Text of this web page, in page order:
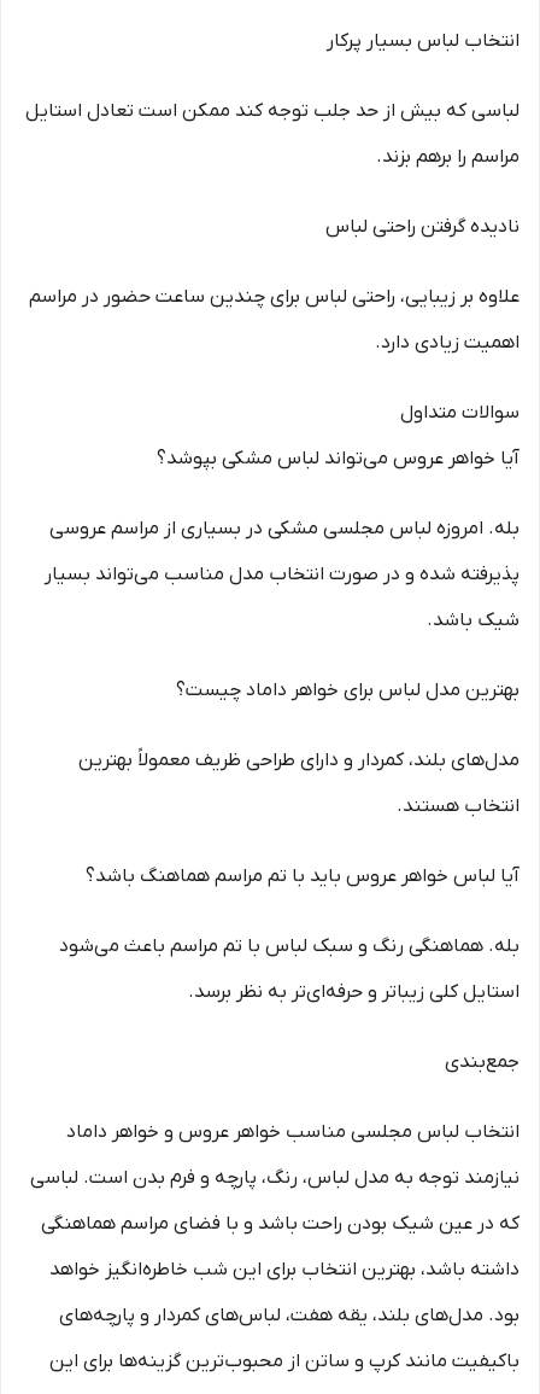
انتخاب لباس بسیار پرکار
لباسی که بیش از حد جلب توجه کند ممکن است تعادل استایل
مراسم را برهم بزند.
نادیده گرفتن راحتی لباس
علاوه بر زیبایی، راحتی لباس برای چندین ساعت حضور در مراسم
اهمیت زیادی دارد.
سوالات متداول
آیا خواهر عروس می‌تواند لباس مشکی بپوشد؟
بله. امروزه لباس مجلسی مشکی در بسیاری از مراسم عروسی
پذیرفته شده و در صورت انتخاب مدل مناسب می‌تواند بسیار
شیک باشد.
بهترین مدل لباس برای خواهر داماد چیست؟
مدل‌های بلند، کمردار و دارای طراحی ظریف معمولاً بهترین
انتخاب هستند.
آیا لباس خواهر عروس باید با تم مراسم هماهنگ باشد؟
بله. هماهنگی رنگ و سبک لباس با تم مراسم باعث می‌شود
استایل کلی زیباتر و حرفه‌ای‌تر به نظر برسد.
جمع‌بندی
انتخاب لباس مجلسی مناسب خواهر عروس و خواهر داماد
نیازمند توجه به مدل لباس، رنگ، پارچه و فرم بدن است. لباسی
که در عین شیک بودن راحت باشد و با فضای مراسم هماهنگی
داشته باشد، بهترین انتخاب برای این شب خاطره‌انگیز خواهد
بود. مدل‌های بلند، یقه هفت، لباس‌های کمردار و پارچه‌های
باکیفیت مانند کرپ و ساتن از محبوب‌ترین گزینه‌ها برای این